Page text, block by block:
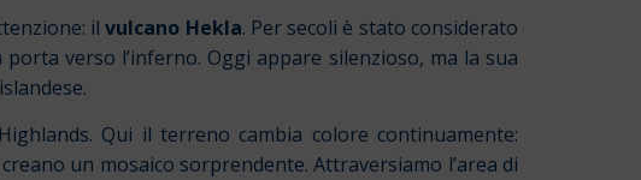
ilvulcano Hekla. Per secoli è stato considerato
verso l’inferno. Oggi appare silenzioso, ma la sua
Qui il terreno cambia colore continuamente:
un mosaico sorprendente. Attraversiamo l’area di